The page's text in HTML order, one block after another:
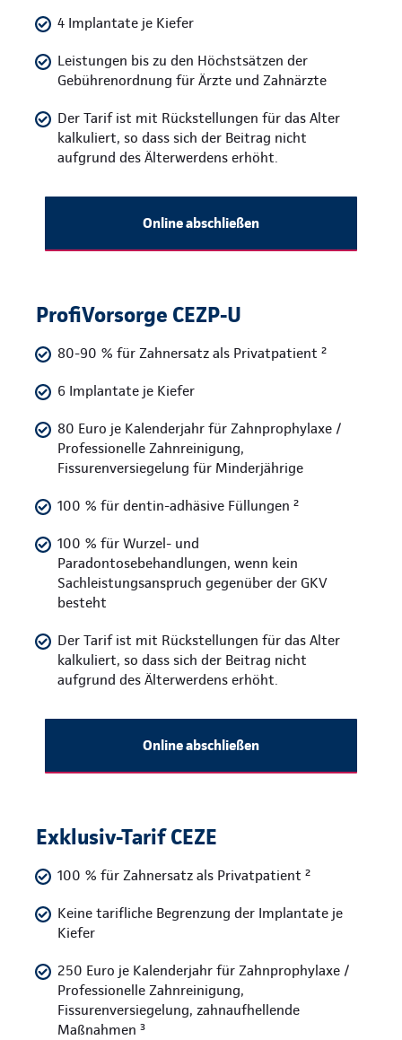
4 Implantate je Kiefer
Leistungen bis zu den Höchstsätzen der
Gebührenordnung für Ärzte und Zahnärzte
Der Tarif ist mit Rückstellungen für das Alter
kalkuliert, so dass sich der Beitrag nicht
aufgrund des Älterwerdens erhöht.
Online abschließen
ProfiVorsorge CEZP-U
80-90 % für Zahnersatz als Privatpatient ²
6 Implantate je Kiefer
80 Euro je Kalenderjahr für Zahnprophylaxe /
Professionelle Zahnreinigung,
Fissurenversiegelung für Minderjährige
100 % für dentin-adhäsive Füllungen ²
100 % für Wurzel- und
Paradontosebehandlungen, wenn kein
Sachleistungsanspruch gegenüber der GKV
besteht
Der Tarif ist mit Rückstellungen für das Alter
kalkuliert, so dass sich der Beitrag nicht
aufgrund des Älterwerdens erhöht.
Online abschließen
Exklusiv-Tarif CEZE
100 % für Zahnersatz als Privatpatient ²
Keine tarifliche Begrenzung der Implantate je
Kiefer
250 Euro je Kalenderjahr für Zahnprophylaxe /
Professionelle Zahnreinigung,
Fissurenversiegelung, zahnaufhellende
Maßnahmen ³